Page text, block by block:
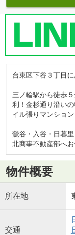
台東区下谷３丁目
三ノ輪駅から徒歩
利！金杉通り沿い
イル張りマンショ
鶯谷・入谷・日暮
北商事不動産部へ
物件概要
所在地
交通